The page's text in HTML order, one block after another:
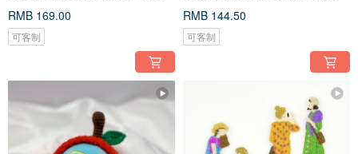
RMB 169.00
可客制
RMB 144.50
可客制